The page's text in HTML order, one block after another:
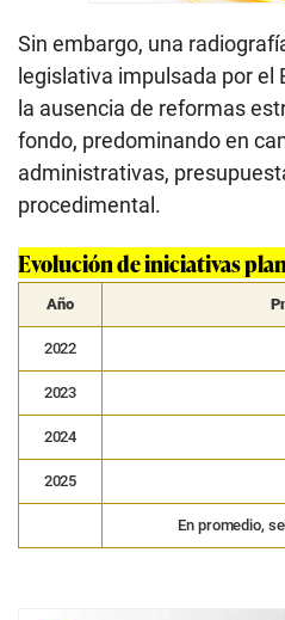
Sin embargo, una
legislativa impulsada por el
la ausencia de reformas
fondo, predominando en
administrativas,
procedimental.
Evolución de iniciativas
Año
2022
2023
2024
2025
En promedio,